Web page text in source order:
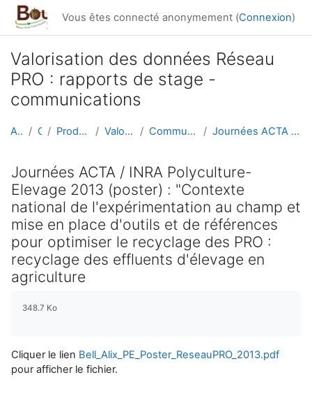
Passer au contenu principal
Vous êtes connecté anonymement (Connexion)
Valorisation des données Réseau
PRO : rapports de stage -
communications
Accueil Cours Productions du réseau Valorisation données Communications orales / poster Journées ACTA / INRA Polyculture-Elevage 2013 (pos...
Journées ACTA / INRA Polyculture-
Elevage 2013 (poster) : "Contexte
national de l'expérimentation au champ et
mise en place d'outils et de références
pour optimiser le recyclage des PRO :
recyclage des effluents d'élevage en
agriculture
348.7 Ko
Cliquer le lien Bell_Alix_PE_Poster_ReseauPRO_2013.pdf
pour afficher le fichier.